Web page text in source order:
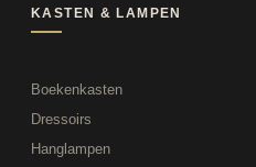
KASTEN & LAMPEN
Boekenkasten
Dressoirs
Hanglampen